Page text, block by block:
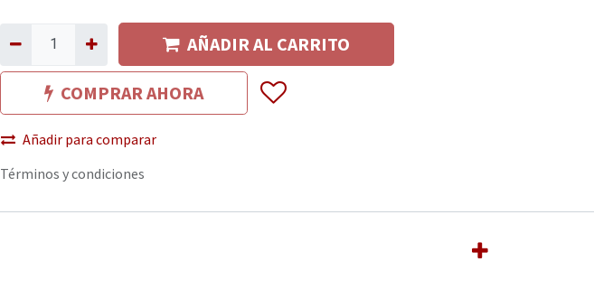
AÑADIR AL CARRITO
COMPRAR AHORA
Añadir para comparar
Términos y condiciones